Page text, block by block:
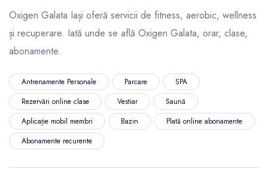
Oxigen Galata Iași oferă servicii de fitness, aerobic, wellness
și recuperare. Iată unde se află Oxigen Galata, orar, clase,
abonamente.
Antrenamente Personale Parcare
SPA
Rezervări online clase
Vestiar
Saună
Aplicație mobil membri
Bazin
Plată online abonamente
Abonamente recurente